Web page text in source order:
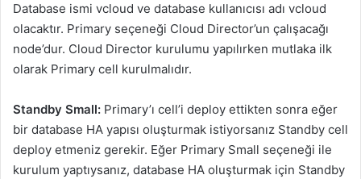
Database ismi vcloud ve database kullanıcısı adı vcloud
olacaktır. Primary seçeneği Cloud Director’un çalışacağı
node’dur. Cloud Director kurulumu yapılırken mutlaka ilk
olarak Primary cell kurulmalıdır.
Standby Small: Primary’ı cell’i deploy ettikten sonra eğer
bir database HA yapısı oluşturmak istiyorsanız Standby cell
deploy etmeniz gerekir. Eğer Primary Small seçeneği ile
kurulum yaptıysanız, database HA oluşturmak için Standby